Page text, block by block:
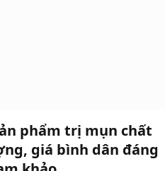
phẩm trị mụn chất
giá bình dân đáng